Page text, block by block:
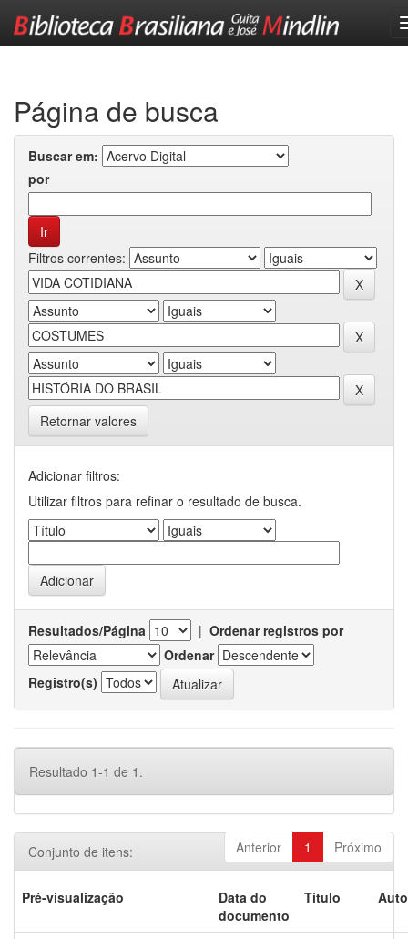
Página de busca
Buscar em:
por
Filtros correntes:
Retornar valores
Adicionar filtros:
Utilizar filtros para refinar o resultado de busca.
Resultados/Página | Ordenar registros por
Ordenar
Registro(s)
Resultado 1-1 de 1.
Anterior 1 Próximo
Conjunto de itens:
Pré-visualização
Data do
documento
Título